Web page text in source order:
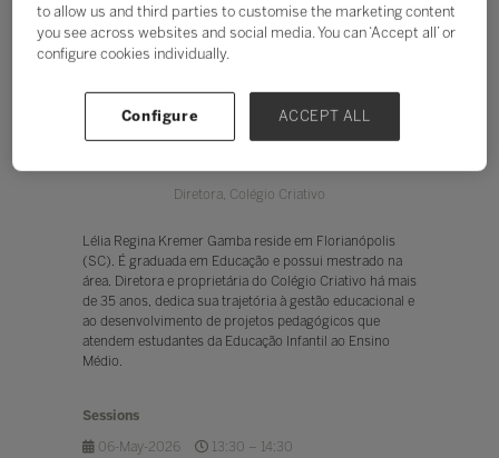
Lélia Gamba
Diretora, Colégio Criativo
Lélia Regina Kremer Gamba reside em Florianópolis
(SC). É graduada em Educação e possui mestrado na
área. Diretora e proprietária do Colégio Criativo há mais
de 35 anos, dedica sua trajetória à gestão educacional e
ao desenvolvimento de projetos pedagógicos que
atendem estudantes da Educação Infantil ao Ensino
Médio.
Sessions
06-May-2026
13:30 – 14:30
to allow us and third parties to customise the marketing content
you see across websites and social media. You can ‘Accept all’ or
configure cookies individually.
Configure ACCEPT ALL